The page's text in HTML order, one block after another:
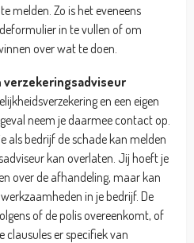
melden. Zo is het eveneens
in te vullen of om
over wat te doen.
verzekeringsadviseur
en een eigen
neem je daarmee contact op.
als bedrijf de schade kan melden
kan overlaten. Jij hoeft je
over de afhandeling, maar kan
in je bedrijf. De
of de polis overeenkomt, of
clausules er specifiek van